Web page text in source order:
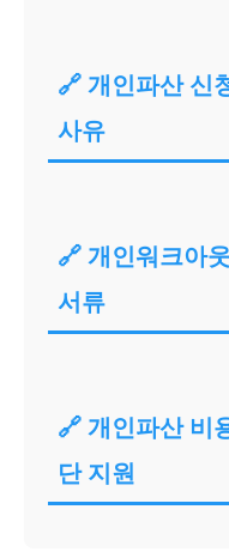
🔗 개인파산 신
사유
🔗 개인워크아
서류
🔗 개인파산 비
단 지원